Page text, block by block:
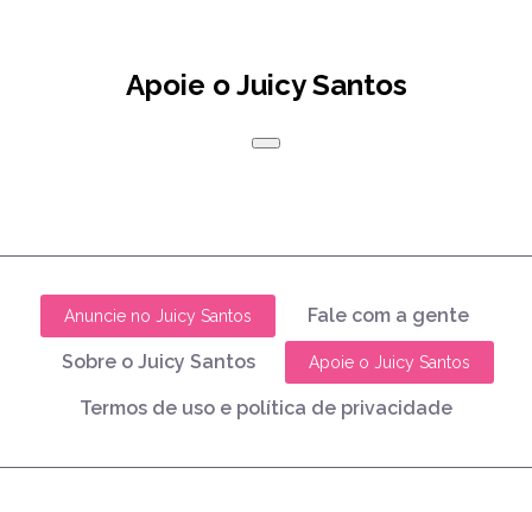
Apoie o Juicy Santos
Anuncie no Juicy Santos Fale com a gente
Sobre o Juicy Santos Apoie o Juicy Santos
Termos de uso e política de privacidade